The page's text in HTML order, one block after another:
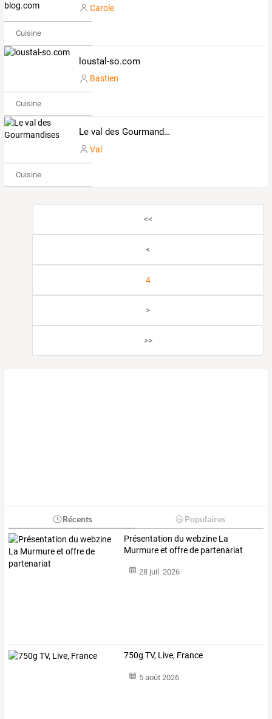
Carole
Cuisine
loustal-so.com
Bastien
Cuisine
Le val des Gourmandises
Val
Cuisine
<<
<
4
>
>>
Récents Populaires
Présentation du webzine La
Murmure et offre de partenariat
28 juil. 2026
750g TV, Live, France
5 août 2026